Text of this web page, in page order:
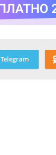
Telegram